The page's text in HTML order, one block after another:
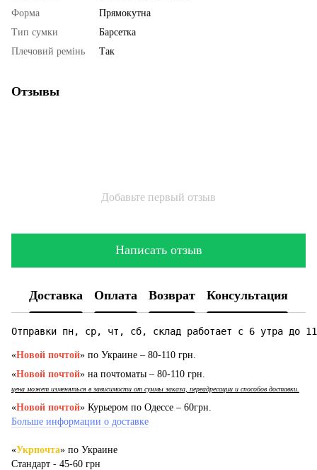
Форма
Прямокутна
Тип сумки
Барсетка
Плечовий ремінь
Так
Отзывы
Добавьте первый отзыв
Написать отзыв
Доставка Оплата Возврат Консультация
Отправки пн, ср, чт, сб, склад работает с 6 утра до
«Новой почтой» по Украине – 80-110 грн.
«Новой почтой» на почтоматы – 80-110 грн.
цена может изменяться в зависимости от суммы заказа, переадресации и способов доставки.
«Новой почтой» Курьером по Одессе – 60грн.
Больше информации о доставке
«Укрпочта» по Украине
Стандарт - 45-60 грн